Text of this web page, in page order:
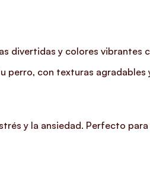
divertidas y colores vibrantes
con texturas agradables
y la ansiedad. Perfecto